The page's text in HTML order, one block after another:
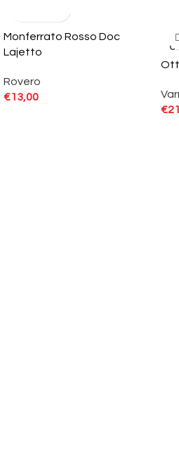
Monferrato Rosso Doc
Lajetto
Rovero
€13,00
€